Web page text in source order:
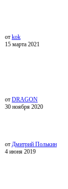
от kok
15 марта 2021
от DRAGON
30 ноября 2020
от Дмитрий Полькин
4 июня 2019